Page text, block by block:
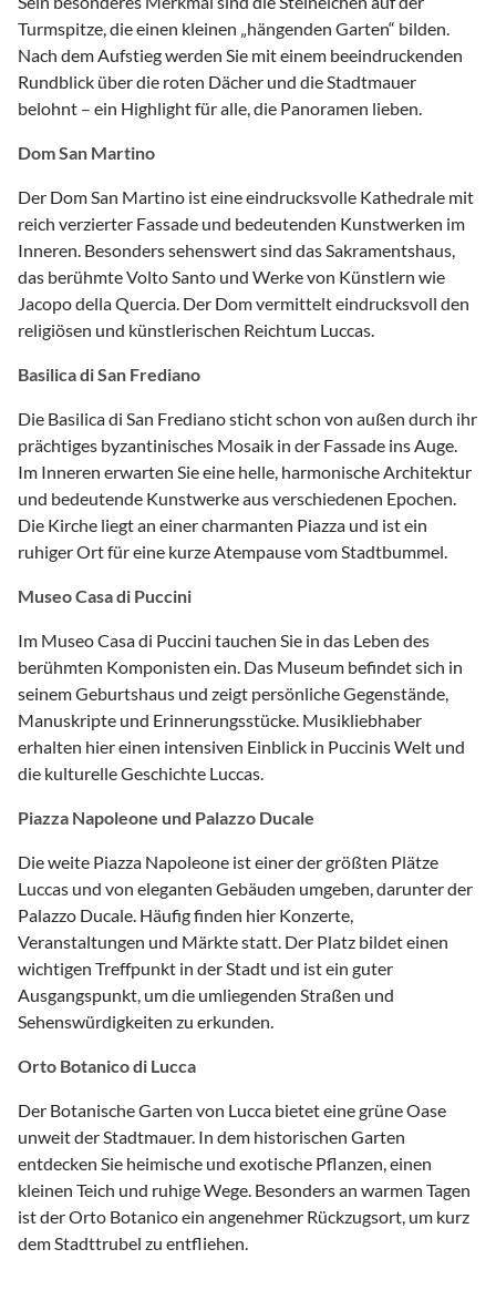
Turmspitze, die einen kleinen „hängenden Garten“ bilden.
Nach dem Aufstieg werden Sie mit einem beeindruckenden
Rundblick über die roten Dächer und die Stadtmauer
belohnt – ein Highlight für alle, die Panoramen lieben.
Dom San Martino
Der Dom San Martino ist eine eindrucksvolle Kathedrale mit
reich verzierter Fassade und bedeutenden Kunstwerken im
Inneren. Besonders sehenswert sind das Sakramentshaus,
das berühmte Volto Santo und Werke von Künstlern wie
Jacopo della Quercia. Der Dom vermittelt eindrucksvoll den
religiösen und künstlerischen Reichtum Luccas.
Basilica di San Frediano
Die Basilica di San Frediano sticht schon von außen durch ihr
prächtiges byzantinisches Mosaik in der Fassade ins Auge.
Im Inneren erwarten Sie eine helle, harmonische Architektur
und bedeutende Kunstwerke aus verschiedenen Epochen.
Die Kirche liegt an einer charmanten Piazza und ist ein
ruhiger Ort für eine kurze Atempause vom Stadtbummel.
Museo Casa di Puccini
Im Museo Casa di Puccini tauchen Sie in das Leben des
berühmten Komponisten ein. Das Museum befindet sich in
seinem Geburtshaus und zeigt persönliche Gegenstände,
Manuskripte und Erinnerungsstücke. Musikliebhaber
erhalten hier einen intensiven Einblick in Puccinis Welt und
die kulturelle Geschichte Luccas.
Piazza Napoleone und Palazzo Ducale
Die weite Piazza Napoleone ist einer der größten Plätze
Luccas und von eleganten Gebäuden umgeben, darunter der
Palazzo Ducale. Häufig finden hier Konzerte,
Veranstaltungen und Märkte statt. Der Platz bildet einen
wichtigen Treffpunkt in der Stadt und ist ein guter
Ausgangspunkt, um die umliegenden Straßen und
Sehenswürdigkeiten zu erkunden.
Orto Botanico di Lucca
Der Botanische Garten von Lucca bietet eine grüne Oase
unweit der Stadtmauer. In dem historischen Garten
entdecken Sie heimische und exotische Pflanzen, einen
kleinen Teich und ruhige Wege. Besonders an warmen Tagen
ist der Orto Botanico ein angenehmer Rückzugsort, um kurz
dem Stadttrubel zu entfliehen.